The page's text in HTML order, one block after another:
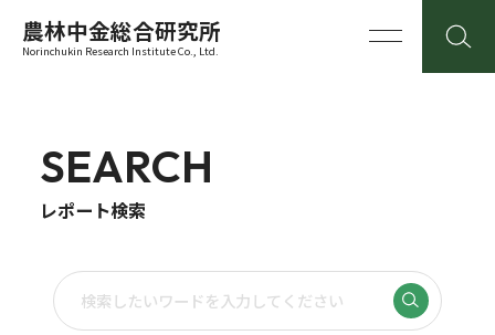
農林中金総合研究所
Norinchukin Research Institute Co., Ltd.
SEARCH
レポート検索